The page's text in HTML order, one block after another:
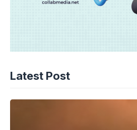
Latest Post